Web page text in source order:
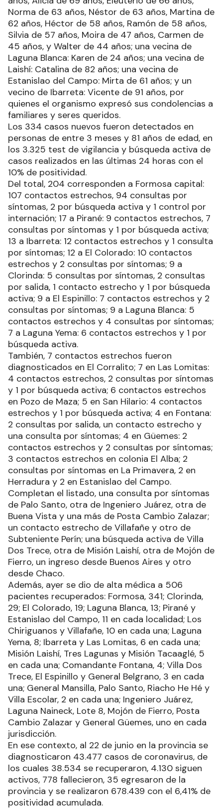
Norma de 63 años, Néstor de 63 años, Martina de
62 años, Héctor de 58 años, Ramón de 58 años,
Silvia de 57 años, Moira de 47 años, Carmen de
45 años, y Walter de 44 años; una vecina de
Laguna Blanca: Karen de 24 años; una vecina de
Laishí: Catalina de 82 años; una vecina de
Estanislao del Campo: Mirta de 61 años; y un
vecino de Ibarreta: Vicente de 91 años, por
quienes el organismo expresó sus condolencias a
familiares y seres queridos.
Los 334 casos nuevos fueron detectados en
personas de entre 3 meses y 81 años de edad, en
los 3.325 test de vigilancia y búsqueda activa de
casos realizados en las últimas 24 horas con el
10% de positividad.
Del total, 204 corresponden a Formosa capital:
107 contactos estrechos, 94 consultas por
síntomas, 2 por búsqueda activa y 1 control por
internación; 17 a Pirané: 9 contactos estrechos, 7
consultas por síntomas y 1 por búsqueda activa;
13 a Ibarreta: 12 contactos estrechos y 1 consulta
por síntomas; 12 a El Colorado: 10 contactos
estrechos y 2 consultas por síntomas; 9 a
Clorinda: 5 consultas por síntomas, 2 consultas
por salida, 1 contacto estrecho y 1 por búsqueda
activa; 9 a El Espinillo: 7 contactos estrechos y 2
consultas por síntomas; 9 a Laguna Blanca: 5
contactos estrechos y 4 consultas por síntomas;
7 a Laguna Yema: 6 contactos estrechos y 1 por
búsqueda activa.
También, 7 contactos estrechos fueron
diagnosticados en El Corralito; 7 en Las Lomitas:
4 contactos estrechos, 2 consultas por síntomas
y 1 por búsqueda activa; 6 contactos estrechos
en Pozo de Maza; 5 en San Hilario: 4 contactos
estrechos y 1 por búsqueda activa; 4 en Fontana:
2 consultas por salida, un contacto estrecho y
una consulta por síntomas; 4 en Güemes: 2
contactos estrechos y 2 consultas por síntomas;
3 contactos estrechos en colonia El Alba; 2
consultas por síntomas en La Primavera, 2 en
Herradura y 2 en Estanislao del Campo.
Completan el listado, una consulta por síntomas
de Palo Santo, otra de Ingeniero Juárez, otra de
Buena Vista y una más de Posta Cambio Zalazar;
un contacto estrecho de Villafañe y otro de
Subteniente Perín; una búsqueda activa de Villa
Dos Trece, otra de Misión Laishí, otra de Mojón de
Fierro, un ingreso desde Buenos Aires y otro
desde Chaco.
Además, ayer se dio de alta médica a 506
pacientes recuperados: Formosa, 341; Clorinda,
29; El Colorado, 19; Laguna Blanca, 13; Pirané y
Estanislao del Campo, 11 en cada localidad; Los
Chiriguanos y Villafañe, 10 en cada una; Laguna
Yema, 8; Ibarreta y Las Lomitas, 6 en cada una;
Misión Laishí, Tres Lagunas y Misión Tacaaglé, 5
en cada una; Comandante Fontana, 4; Villa Dos
Trece, El Espinillo y General Belgrano, 3 en cada
una; General Mansilla, Palo Santo, Riacho He Hé y
Villa Escolar, 2 en cada una; Ingeniero Juárez,
Laguna Naineck, Lote 8, Mojón de Fierro, Posta
Cambio Zalazar y General Güemes, uno en cada
jurisdicción.
En ese contexto, al 22 de junio en la provincia se
diagnosticaron 43.477 casos de coronavirus, de
los cuales 38.534 se recuperaron, 4.130 siguen
activos, 778 fallecieron, 35 egresaron de la
provincia y se realizaron 678.439 con el 6,41% de
positividad acumulada.